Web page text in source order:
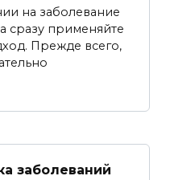
на заболевание
сразу применяйте
Прежде всего,
заболеваний